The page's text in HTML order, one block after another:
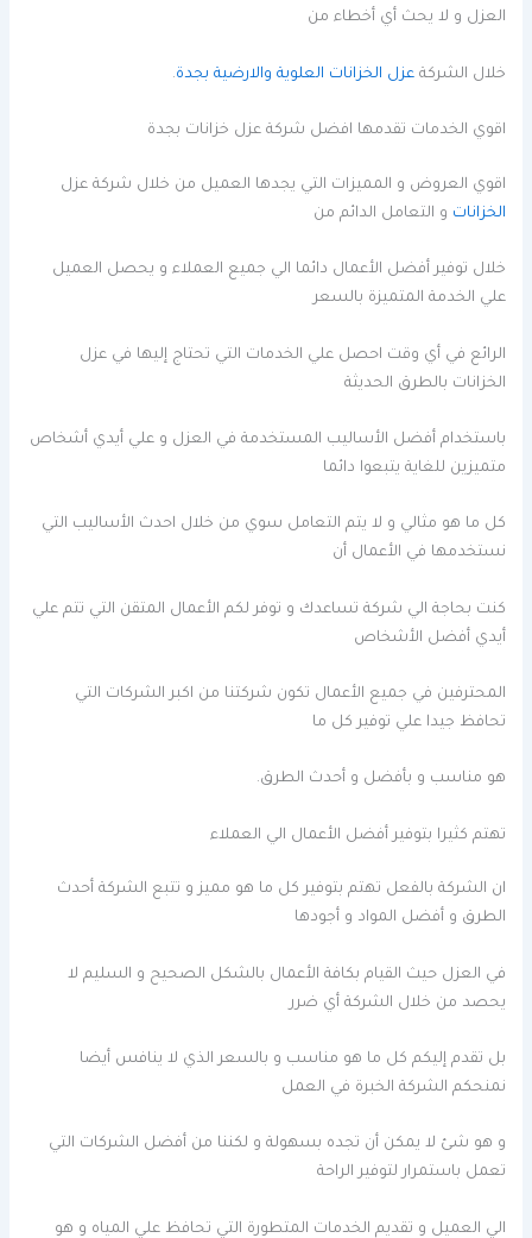
العزل و لا يحث أي أخطاء من
خلال الشركةعزل الخزانات العلوية والارضية بجدة.
اقوي الخدمات تقدمها افضل شركة عزل خزانات بجدة
اقوي العروض و المميزات التي يجدها العميل من خلال شركة عزل
الخزانات و التعامل الدائم من
خلال توفير أفضل الأعمال دائما الي جميع العملاء و يحصل العميل
علي الخدمة المتميزة بالسعر
الرائع في أي وقت احصل علي الخدمات التي تحتاج إليها في عزل
الخزانات بالطرق الحديثة
باستخدام أفضل الأساليب المستخدمة في العزل و علي أيدي أشخاص
متميزين للغاية يتبعوا دائما
كل ما هو مثالي و لا يتم التعامل سوي من خلال احدث الأساليب التي
نستخدمها في الأعمال أن
كنت بحاجة الي شركة تساعدك و توفر لكم الأعمال المتقن التي تتم علي
أيدي أفضل الأشخاص
المحترفين في جميع الأعمال تكون شركتنا من اكبر الشركات التي
تحافظ جيدا علي توفير كل ما
هو مناسب و بأفضل و أحدث الطرق.
تهتم كثيرا بتوفير أفضل الأعمال الي العملاء
ان الشركة بالفعل تهتم بتوفير كل ما هو مميز و تتبع الشركة أحدث
الطرق و أفضل المواد و أجودها
في العزل حيث القيام بكافة الأعمال بالشكل الصحيح و السليم لا
يحصد من خلال الشركة أي ضرر
بل تقدم إليكم كل ما هو مناسب و بالسعر الذي لا ينافس أيضا
نمنحكم الشركة الخبرة في العمل
و هو شئ لا يمكن أن تجده بسهولة و لكننا من أفضل الشركات التي
تعمل باستمرار لتوفير الراحة
الي العميل و تقديم الخدمات المتطورة التي تحافظ علي المياه و هو